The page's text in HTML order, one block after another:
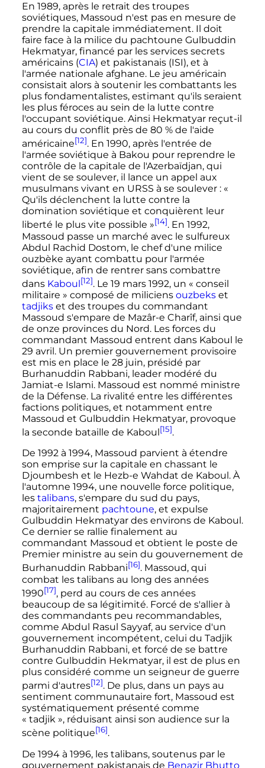
En 1989, après le retrait des troupes
soviétiques, Massoud n'est pas en mesure de
prendre la capitale immédiatement. Il doit
faire face à la milice du pachtoune Gulbuddin
Hekmatyar, financé par les services secrets
américains (CIA) et pakistanais (ISI), et à
l'armée nationale afghane. Le jeu américain
consistait alors à soutenir les combattants les
plus fondamentalistes, estimant qu'ils seraient
les plus féroces au sein de la lutte contre
l'occupant soviétique. Ainsi Hekmatyar reçut-il
au cours du conflit près de 80 % de l'aide
américaine[12]. En 1990, après l'entrée de
l'armée soviétique à Bakou pour reprendre le
contrôle de la capitale de l'Azerbaïdjan, qui
vient de se soulever, il lance un appel aux
musulmans vivant en URSS à se soulever : «
Qu'ils déclenchent la lutte contre la
domination soviétique et conquièrent leur
liberté le plus vite possible »[14]. En 1992,
Massoud passe un marché avec le sulfureux
Abdul Rachid Dostom, le chef d'une milice
ouzbèke ayant combattu pour l'armée
soviétique, afin de rentrer sans combattre
dans Kaboul[12]. Le 19 mars 1992, un « conseil
militaire » composé de miliciens ouzbekset
tadjikset des troupes du commandant
Massoud s'empare de Mazâr-e Charîf, ainsi que
de onze provinces du Nord. Les forces du
commandant Massoud entrent dans Kaboul le
29 avril. Un premier gouvernement provisoire
est mis en place le 28 juin, présidé par
Burhanuddin Rabbani, leader modéré du
Jamiat-e Islami. Massoud est nommé ministre
de la Défense. La rivalité entre les différentes
factions politiques, et notamment entre
Massoud et Gulbuddin Hekmatyar, provoque
la seconde bataille de Kaboul [15].
De 1992 à 1994, Massoud parvient à étendre
son emprise sur la capitale en chassant le
Djoumbesh et le Hezb-e Wahdat de Kaboul. À
l'automne 1994, une nouvelle force politique,
les talibans, s'empare du sud du pays,
majoritairement pachtoune, et expulse
Gulbuddin Hekmatyar des environs de Kaboul.
Ce dernier se rallie finalement au
commandant Massoud et obtient le poste de
Premier ministre au sein du gouvernement de
Burhanuddin Rabbani[16]. Massoud, qui
combat les talibans au long des années
1990[17], perd au cours de ces années
beaucoup de sa légitimité. Forcé de s'allier à
des commandants peu recommandables,
comme Abdul Rasul Sayyaf, au service d'un
gouvernement incompétent, celui du Tadjik
Burhanuddin Rabbani, et forcé de se battre
contre Gulbuddin Hekmatyar, il est de plus en
plus considéré comme un seigneur de guerre
parmi d'autres[12]. De plus, dans un pays au
sentiment communautaire fort, Massoud est
systématiquement présenté comme
« tadjik », réduisant ainsi son audience sur la
scène politique[16].
De 1994 à 1996, les talibans, soutenus par le
gouvernement pakistanais de Benazir Bhutto